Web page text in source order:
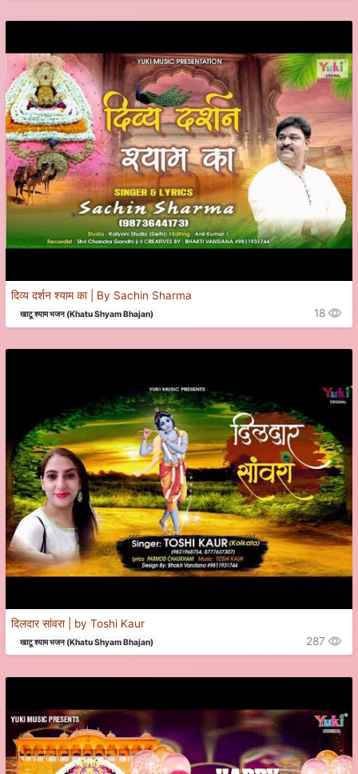
दिव्य दर्शन श्याम का | By Sachin Sharma
खाटू श्याम भजन (Khatu Shyam Bhajan) 18
दिलदार सांवरा | by Toshi Kaur
खाटू श्याम भजन (Khatu Shyam Bhajan) 287